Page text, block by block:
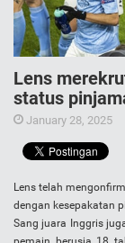
Lens
status
January 28, 2025
Lens telah
dengan kesepakatan
Sang juara Inggris